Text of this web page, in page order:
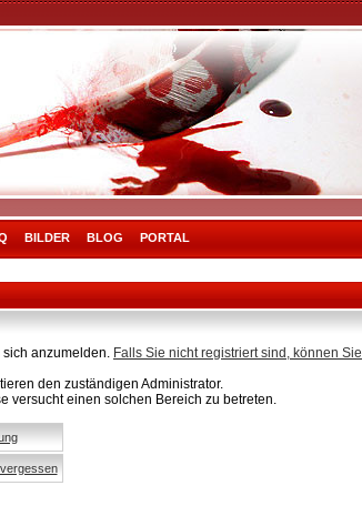
BILDER BLOG PORTAL
anzumelden. Falls Sie nicht registriert sind, können Sie
den zuständigen Administrator.
versucht einen solchen Bereich zu betreten.